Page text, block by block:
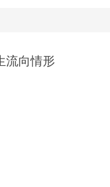
流向情形